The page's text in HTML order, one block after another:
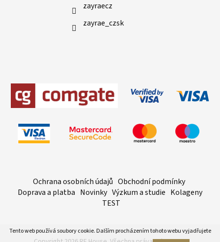
Tento web používá soubory cookie. Dalším procházením tohoto webu vyjadřujete
zayraecz
zayrae_czsk
Ochrana osobních údajů Obchodní podmínky
Doprava a platba Novinky Výzkum a studie Kolageny
TEST